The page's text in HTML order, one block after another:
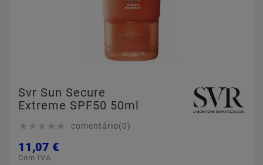
Svr Sun Secure
Extreme SPF50 50ml
     comentário(0)
11,07 €
Com IVA